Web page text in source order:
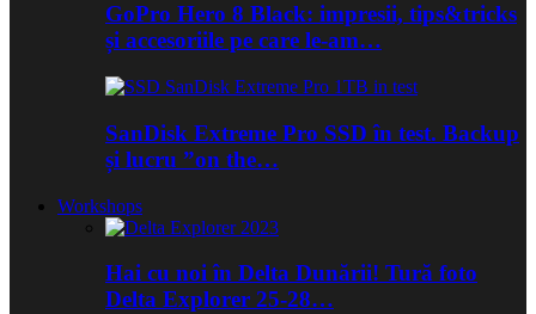
GoPro Hero 8 Black: impresii, tips&tricks
și accesoriile pe care le-am…
SanDisk Extreme Pro SSD în test. Backup
și lucru ”on the…
Workshops
Hai cu noi în Delta Dunării! Tură foto
Delta Explorer 25-28…